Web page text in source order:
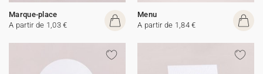
Marque-place
A partir de 1,03 €
Menu
A partir de 1,84 €